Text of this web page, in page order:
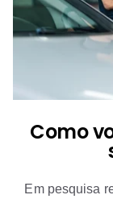
Como
Em pesquisa